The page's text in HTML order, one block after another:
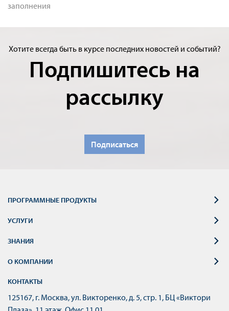
заполнения
Хотите всегда быть в курсе последних новостей и событий?
Подпишитесь на
рассылку
Подписаться
ПРОГРАММНЫЕ ПРОДУКТЫ
УСЛУГИ
ЗНАНИЯ
О КОМПАНИИ
КОНТАКТЫ
125167, г. Москва, ул. Викторенко, д. 5, стр. 1, БЦ «Виктори